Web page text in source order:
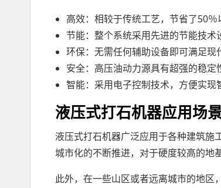
高效：相较于传统工艺，节省了50％
节能：整个系统采用先进的节能技术
环保：无需任何辅助设备即可满足现
安全：高压油动力源具有超强的稳定
智能：采用电子控制技术，方便实现
液压式打石机器应用场
液压式打石机器广泛应用于各种建筑施
城市化的不断推进，对于硬度较高的地
此外，在一些山区或者远离城市的地